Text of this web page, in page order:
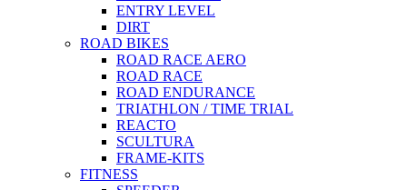
ENTRY LEVEL
DIRT
ROAD BIKES
ROAD RACE AERO
ROAD RACE
ROAD ENDURANCE
TRIATHLON / TIME TRIAL
REACTO
SCULTURA
FRAME-KITS
FITNESS